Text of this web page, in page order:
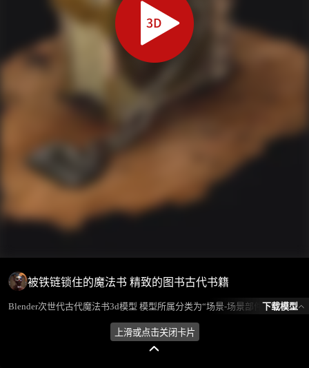
被铁链锁住的魔法书 精致的图书古代书籍
Blender次世代古代魔法书3d模型 模型所属分类为“场景-场景部件”，模型风格为写实,西方,古代，模型ID为101727，本模型由设计师 不爱喝水的鱼 在2024-08-31 22:44:53上传，含.fbx，.gltf，.blend(Blender)相关源文件下载格式，点数为657776，面数为220320，材质数为3，贴图数为14，CG美术之家持续为您更新与数字孪生、影视动画和游戏VR等相关优质资源。
下载模型
上滑或点击关闭卡片